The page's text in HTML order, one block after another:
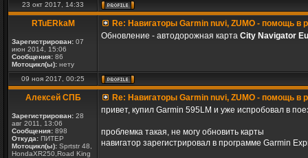
23 окт 2017, 14:33
RTuERkaM
Зарегистрирован: 07
июн 2014, 15:06
Сообщения: 86
Мотоцикл(ы): нету
Re: Навигаторы Garmin nuvi, ZUMO - помощь в
Обновление - автодорожная карта City Navigator
09 ноя 2017, 00:25
Алексей СПБ
Зарегистрирован: 28
авг 2011, 13:06
Сообщения: 898
Откуда: ПИТЕР
Мотоцикл(ы): Sprtstr 48,
HondaXR250,Road King
Re: Навигаторы Garmin nuvi, ZUMO - помощь в
привет, купил Garmin 595LM и уже испробовал в
проблемка такая, не могу обновить карты
навигатор зарегистрировал в программе Garmin